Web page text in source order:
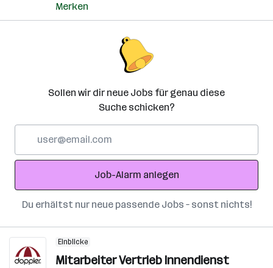
Merken
Sollen wir dir neue Jobs für genau diese
Suche schicken?
Adresse
Job-Alarm anlegen
Du erhältst nur neue passende Jobs – sonst nichts!
Einblicke
Mitarbeiter Vertrieb Innendienst